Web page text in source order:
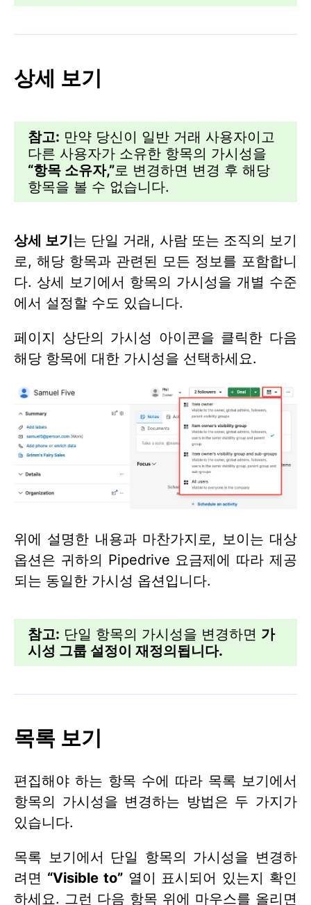
상세 보기
참고: 만약 당신이 일반 거래 사용자이고
다른 사용자가 소유한 항목의 가시성을
“항목 소유자,”로 변경하면 변경 후 해당
항목을 볼 수 없습니다.
상세 보기는 단일 거래, 사람 또는 조직의 보기
로, 해당 항목과 관련된 모든 정보를 포함합니
다. 상세 보기에서 항목의 가시성을 개별 수준
에서 설정할 수도 있습니다.
페이지 상단의 가시성 아이콘을 클릭한 다음
해당 항목에 대한 가시성을 선택하세요.
위에 설명한 내용과 마찬가지로, 보이는 대상
옵션은 귀하의 Pipedrive 요금제에 따라 제공
되는 동일한 가시성 옵션입니다.
참고: 단일 항목의 가시성을 변경하면 가
시성 그룹 설정이 재정의됩니다.
목록 보기
편집해야 하는 항목 수에 따라 목록 보기에서
항목의 가시성을 변경하는 방법은 두 가지가
있습니다.
목록 보기에서 단일 항목의 가시성을 변경하
려면 “Visible to”열이 표시되어 있는지 확인
하세요. 그런 다음 항목 위에 마우스를 올리면